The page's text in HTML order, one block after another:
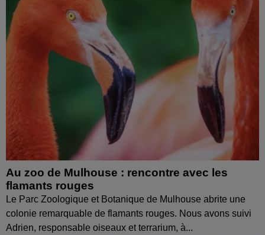
Au zoo de Mulhouse : rencontre avec les
flamants rouges
Le Parc Zoologique et Botanique de Mulhouse abrite une
colonie remarquable de flamants rouges. Nous avons suivi
Adrien, responsable oiseaux et terrarium, à...